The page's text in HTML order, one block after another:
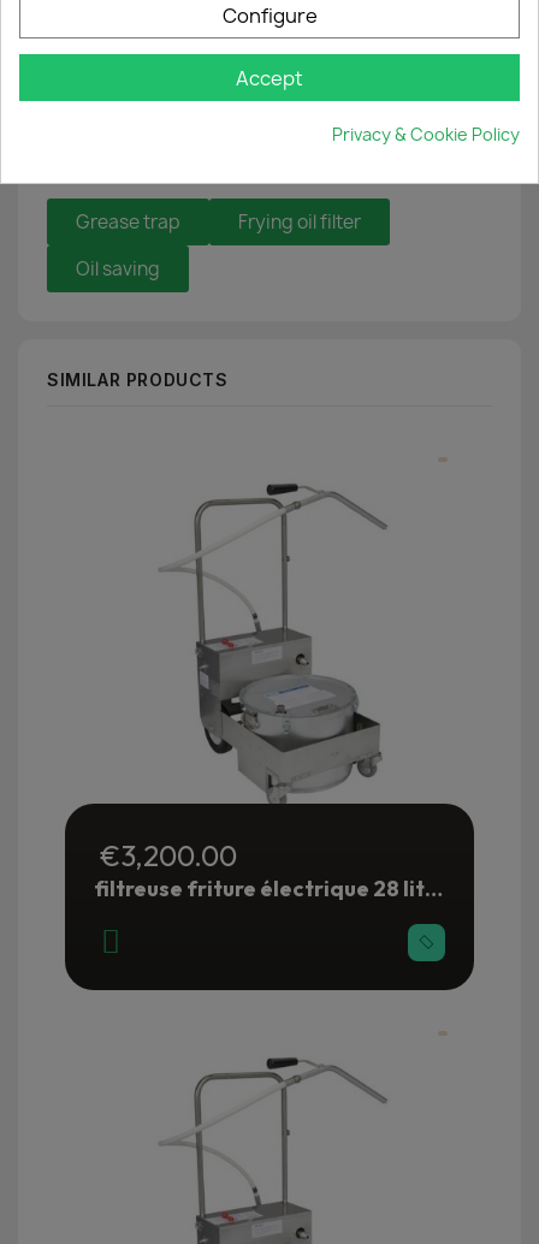
Grease trap
Frying oil filter
Oil saving
SIMILAR PRODUCTS
€3,200.00
filtreuse friture électrique 28 litres
Cancel Create wishlist
Configure
Accept
Privacy & Cookie Policy